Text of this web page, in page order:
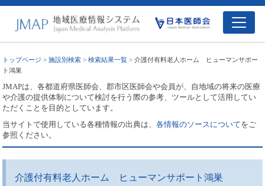
トップページ >施設別検索 >検索結果一覧 > 介護付有料老人ホーム ヒューマンサポー
ト鴻巣
JMAPは、各都道府県医師会、郡市区医師会や会員が、自地域の将来の医療
や介護の提供体制について検討を行う際の参考、ツールとして活用してい
ただくことを目的としています。
当サイトで使用している各種情報の出典は、各情報のソースについてをご
参照ください。
介護付有料老人ホーム ヒューマンサポート鴻巣